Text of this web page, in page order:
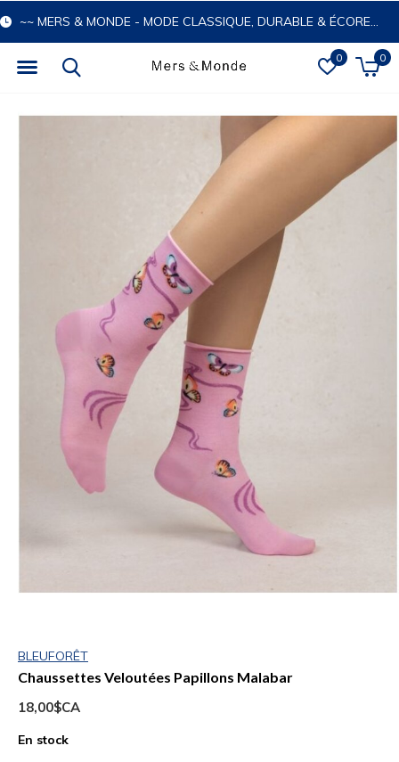
0 0
~~ MERS & MONDE - MODE CLASSIQUE, DURABLE & ÉCORESPONSABLE
BLEUFORÊT
Chaussettes Veloutées Papillons Malabar
18,00$CA
En stock